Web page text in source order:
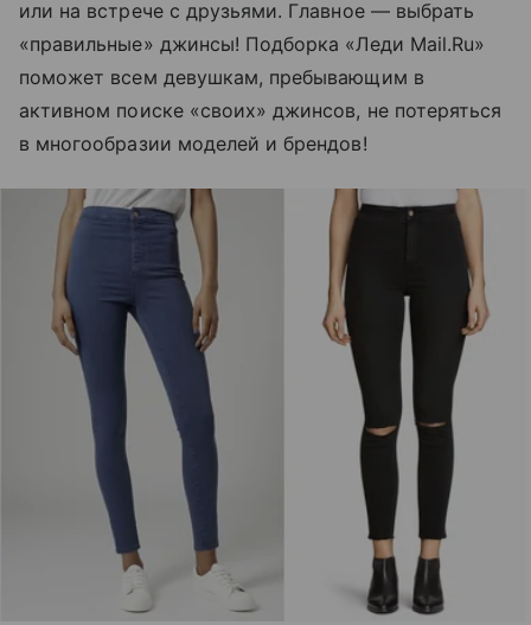
или на встрече с друзьями. Главное — выбрать
«правильные» джинсы! Подборка «Леди Mail.Ru»
поможет всем девушкам, пребывающим в
активном поиске «своих» джинсов, не потеряться
в многообразии моделей и брендов!